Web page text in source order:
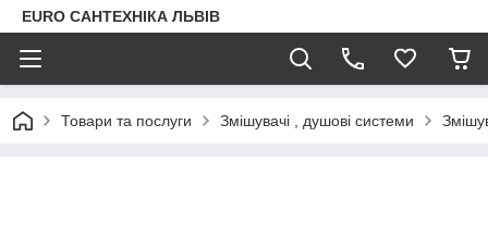
EURO САНТЕХНІКА ЛЬВІВ
Товари та послуги Змішувачі , душові системи